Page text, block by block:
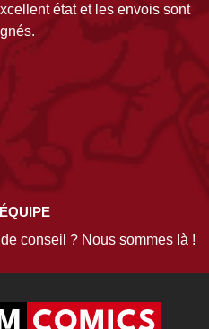
état et les envois sont
conseil ? Nous sommes là !